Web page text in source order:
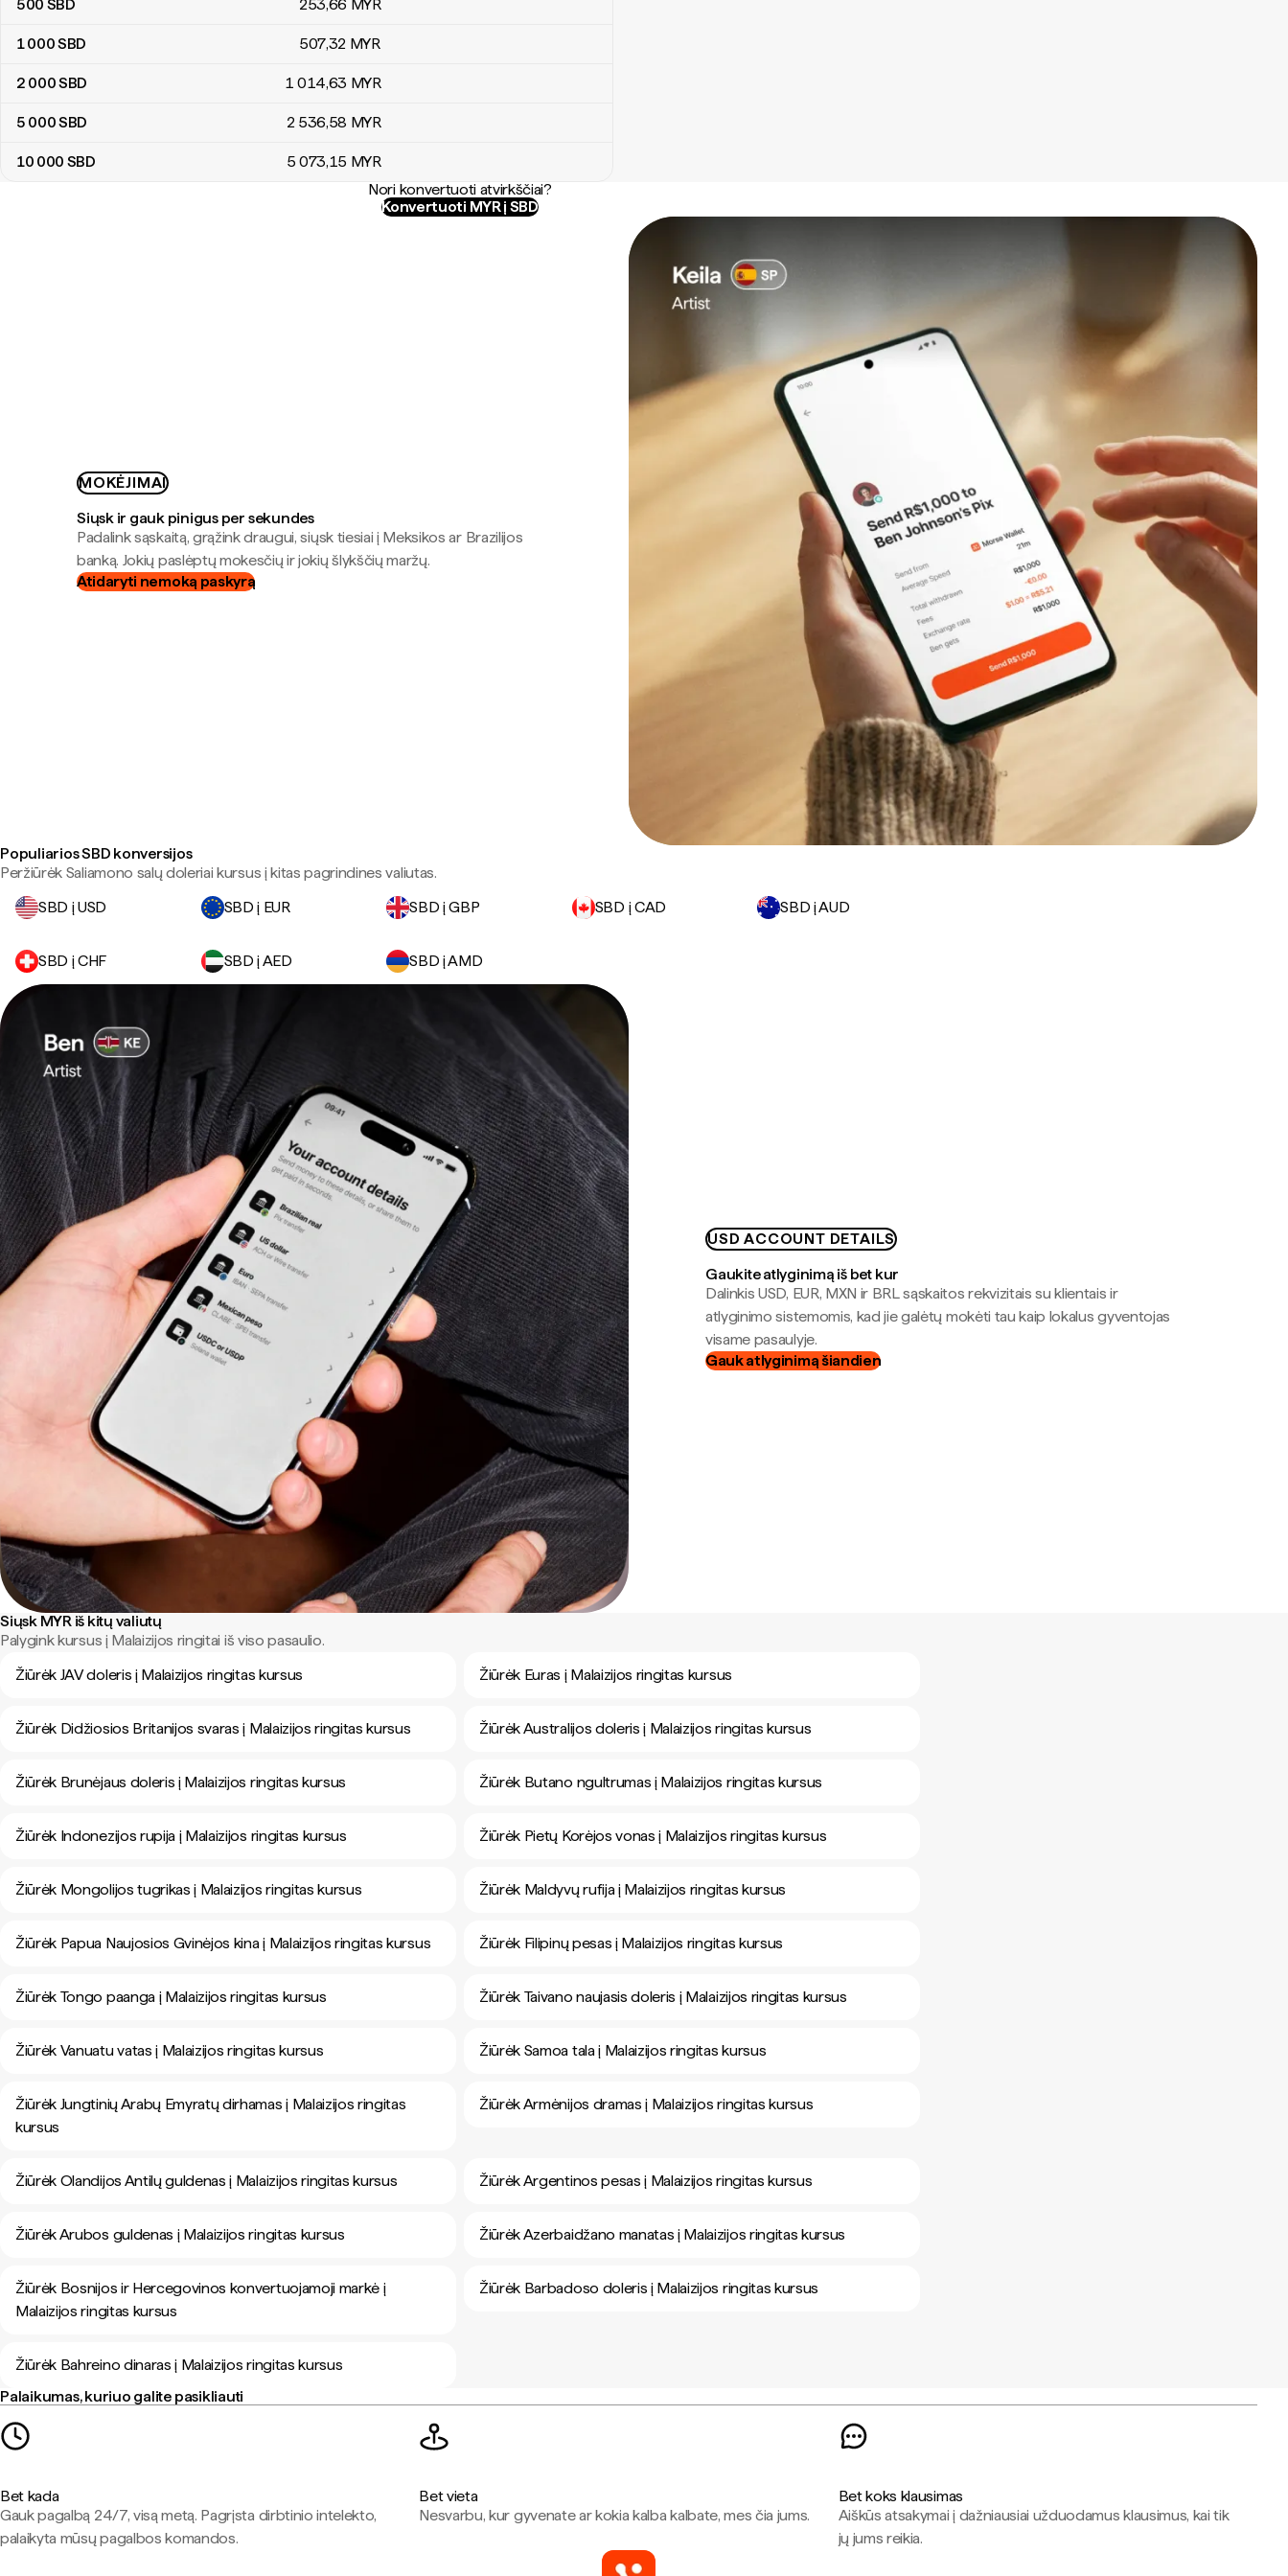
500 SBD 253,66 MYR
1 000SBD 507,32 MYR
2 000SBD 1 014,63 MYR
5 000SBD 2 536,58 MYR
10 000 SBD 5 073,15 MYR
Nori konvertuoti atvirkščiai?
Konvertuoti MYR į SBD
MOKĖJIMAI
Siųsk ir gauk pinigus per sekundes
Padalink sąskaitą, grąžink draugui, siųsk tiesiai į Meksikos ar Brazilijos
banką. Jokių paslėptų mokesčių ir jokių šlykščių maržų.
Atidaryti nemoką paskyrą
Populiarios SBD konversijos
Peržiūrėk Saliamono salų doleriai kursus į kitas pagrindines valiutas.
SBD į USD
SBD į EUR SBD į GBP SBD į CAD SBD į AUD
SBD į CHF SBD į AED SBD į AMD
USD ACCOUNT DETAILS
Gaukite atlyginimą iš bet kur
Dalinkis USD, EUR, MXN ir BRL sąskaitos rekvizitais su klientais ir
atlyginimo sistemomis, kad jie galėtų mokėti tau kaip lokalus gyventojas
visame pasaulyje.
Gauk atlyginimą šiandien
Siųsk MYR iš kitų valiutų
Palygink kursus į Malaizijos ringitai iš viso pasaulio.
Žiūrėk JAV doleris į Malaizijos ringitas kursus
Žiūrėk Euras į Malaizijos ringitas kursus
Žiūrėk Didžiosios Britanijos svaras į Malaizijos ringitas kursus Žiūrėk Australijos doleris į Malaizijos ringitas kursus
Žiūrėk Brunėjaus doleris į Malaizijos ringitas kursus Žiūrėk Butano ngultrumas į Malaizijos ringitas kursus
Žiūrėk Indonezijos rupija į Malaizijos ringitas kursus Žiūrėk Pietų Korėjos vonas į Malaizijos ringitas kursus
Žiūrėk Mongolijos tugrikas į Malaizijos ringitas kursus Žiūrėk Maldyvų rufija į Malaizijos ringitas kursus
Žiūrėk Papua Naujosios Gvinėjos kina į Malaizijos ringitas kursus Žiūrėk Filipinų pesas į Malaizijos ringitas kursus
Žiūrėk Tongo paanga į Malaizijos ringitas kursus Žiūrėk Taivano naujasis doleris į Malaizijos ringitas kursus
Žiūrėk Vanuatu vatas į Malaizijos ringitas kursus Žiūrėk Samoa tala į Malaizijos ringitas kursus
Žiūrėk Jungtinių Arabų Emyratų dirhamas į Malaizijos ringitas
kursus
Žiūrėk Armėnijos dramas į Malaizijos ringitas kursus
Žiūrėk Olandijos Antilų guldenas į Malaizijos ringitas kursus Žiūrėk Argentinos pesas į Malaizijos ringitas kursus
Žiūrėk Arubos guldenas į Malaizijos ringitas kursus Žiūrėk Azerbaidžano manatas į Malaizijos ringitas kursus
Žiūrėk Bosnijos ir Hercegovinos konvertuojamoji markė į
Malaizijos ringitas kursus
Žiūrėk Barbadoso doleris į Malaizijos ringitas kursus
Žiūrėk Bahreino dinaras į Malaizijos ringitas kursus
Palaikumas, kuriuo galite pasikliauti
Bet kada
Gauk pagalbą 24/7, visą metą. Pagrįsta dirbtinio intelekto,
palaikyta mūsų pagalbos komandos.
Bet vieta
Nesvarbu, kur gyvenate ar kokia kalba kalbate, mes čia jums.
Bet koks klausimas
Aiškūs atsakymai į dažniausiai užduodamus klausimus, kai tik
jų jums reikia.